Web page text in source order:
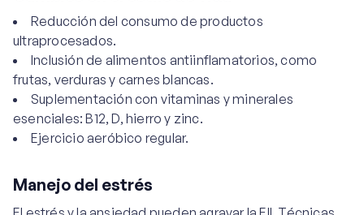
Reducción del consumo de productos
ultraprocesados.
Inclusión de alimentos antiinflamatorios, como
frutas, verduras y carnes blancas.
Suplementación con vitaminas y minerales
esenciales: B12, D, hierro y zinc.
Ejercicio aeróbico regular.
Manejo del estrés